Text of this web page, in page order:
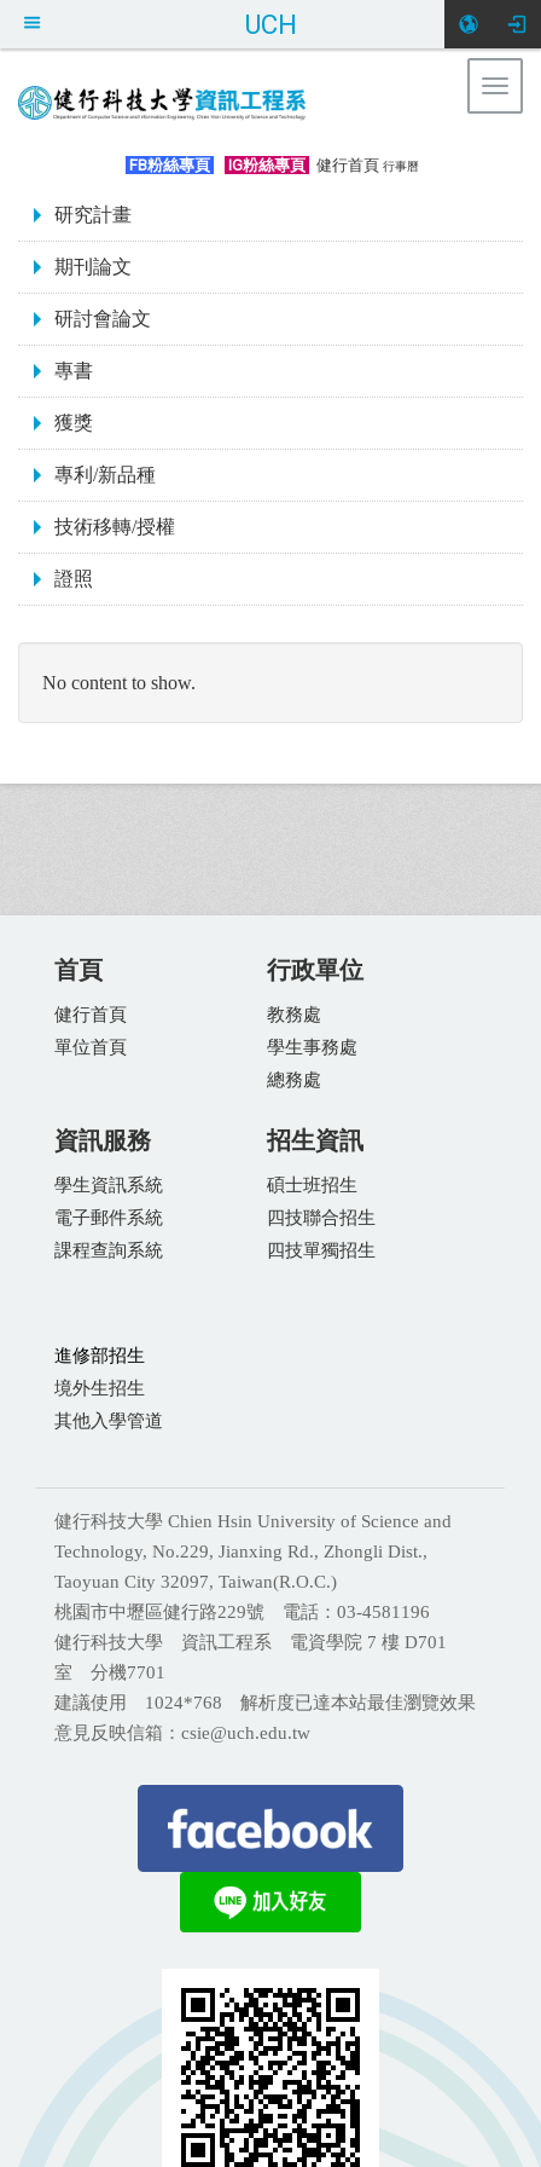
UCH
FB粉絲專頁 IG粉絲專頁 健行首頁 行事曆
研究計畫
期刊論文
研討會論文
專書
獲獎
專利/新品種
技術移轉/授權
證照
No content to show.
首頁
健行首頁
單位首頁
行政單位
教務處
學生事務處
總務處
資訊服務
學生資訊系統
電子郵件系統
課程查詢系統
招生資訊
碩士班招生
四技聯合招生
四技單獨招生
進修部招生
境外生招生
其他入學管道
健行科技大學 Chien Hsin University of Science and
Technology, No.229, Jianxing Rd., Zhongli Dist.,
Taoyuan City 32097, Taiwan(R.O.C.)
桃園市中壢區健行路229號 電話：03-4581196
健行科技大學 資訊工程系 電資學院 7 樓 D701
室 分機7701
建議使用 1024*768 解析度已達本站最佳瀏覽效果
意見反映信箱：csie@uch.edu.tw